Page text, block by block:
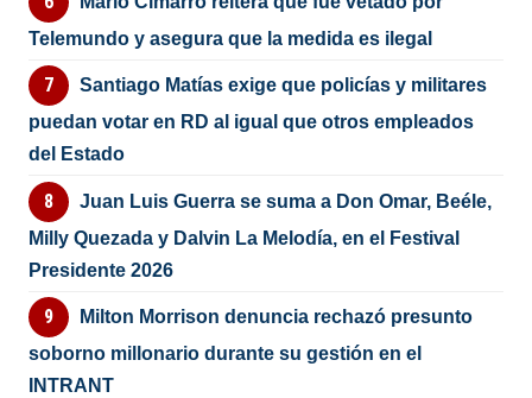
Telemundo y asegura que la medida es ilegal
Santiago Matías exige que policías y militares
puedan votar en RD al igual que otros empleados
del Estado
Juan Luis Guerra se suma a Don Omar, Beéle,
Milly Quezada y Dalvin La Melodía, en el Festival
Presidente 2026
Milton Morrison denuncia rechazó presunto
soborno millonario durante su gestión en el
INTRANT